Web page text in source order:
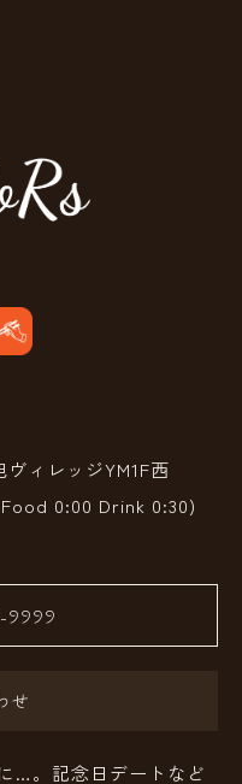
ィレッジYM1F西
0:00 Drink 0:30)
9999
せ
…。記念日デートなど